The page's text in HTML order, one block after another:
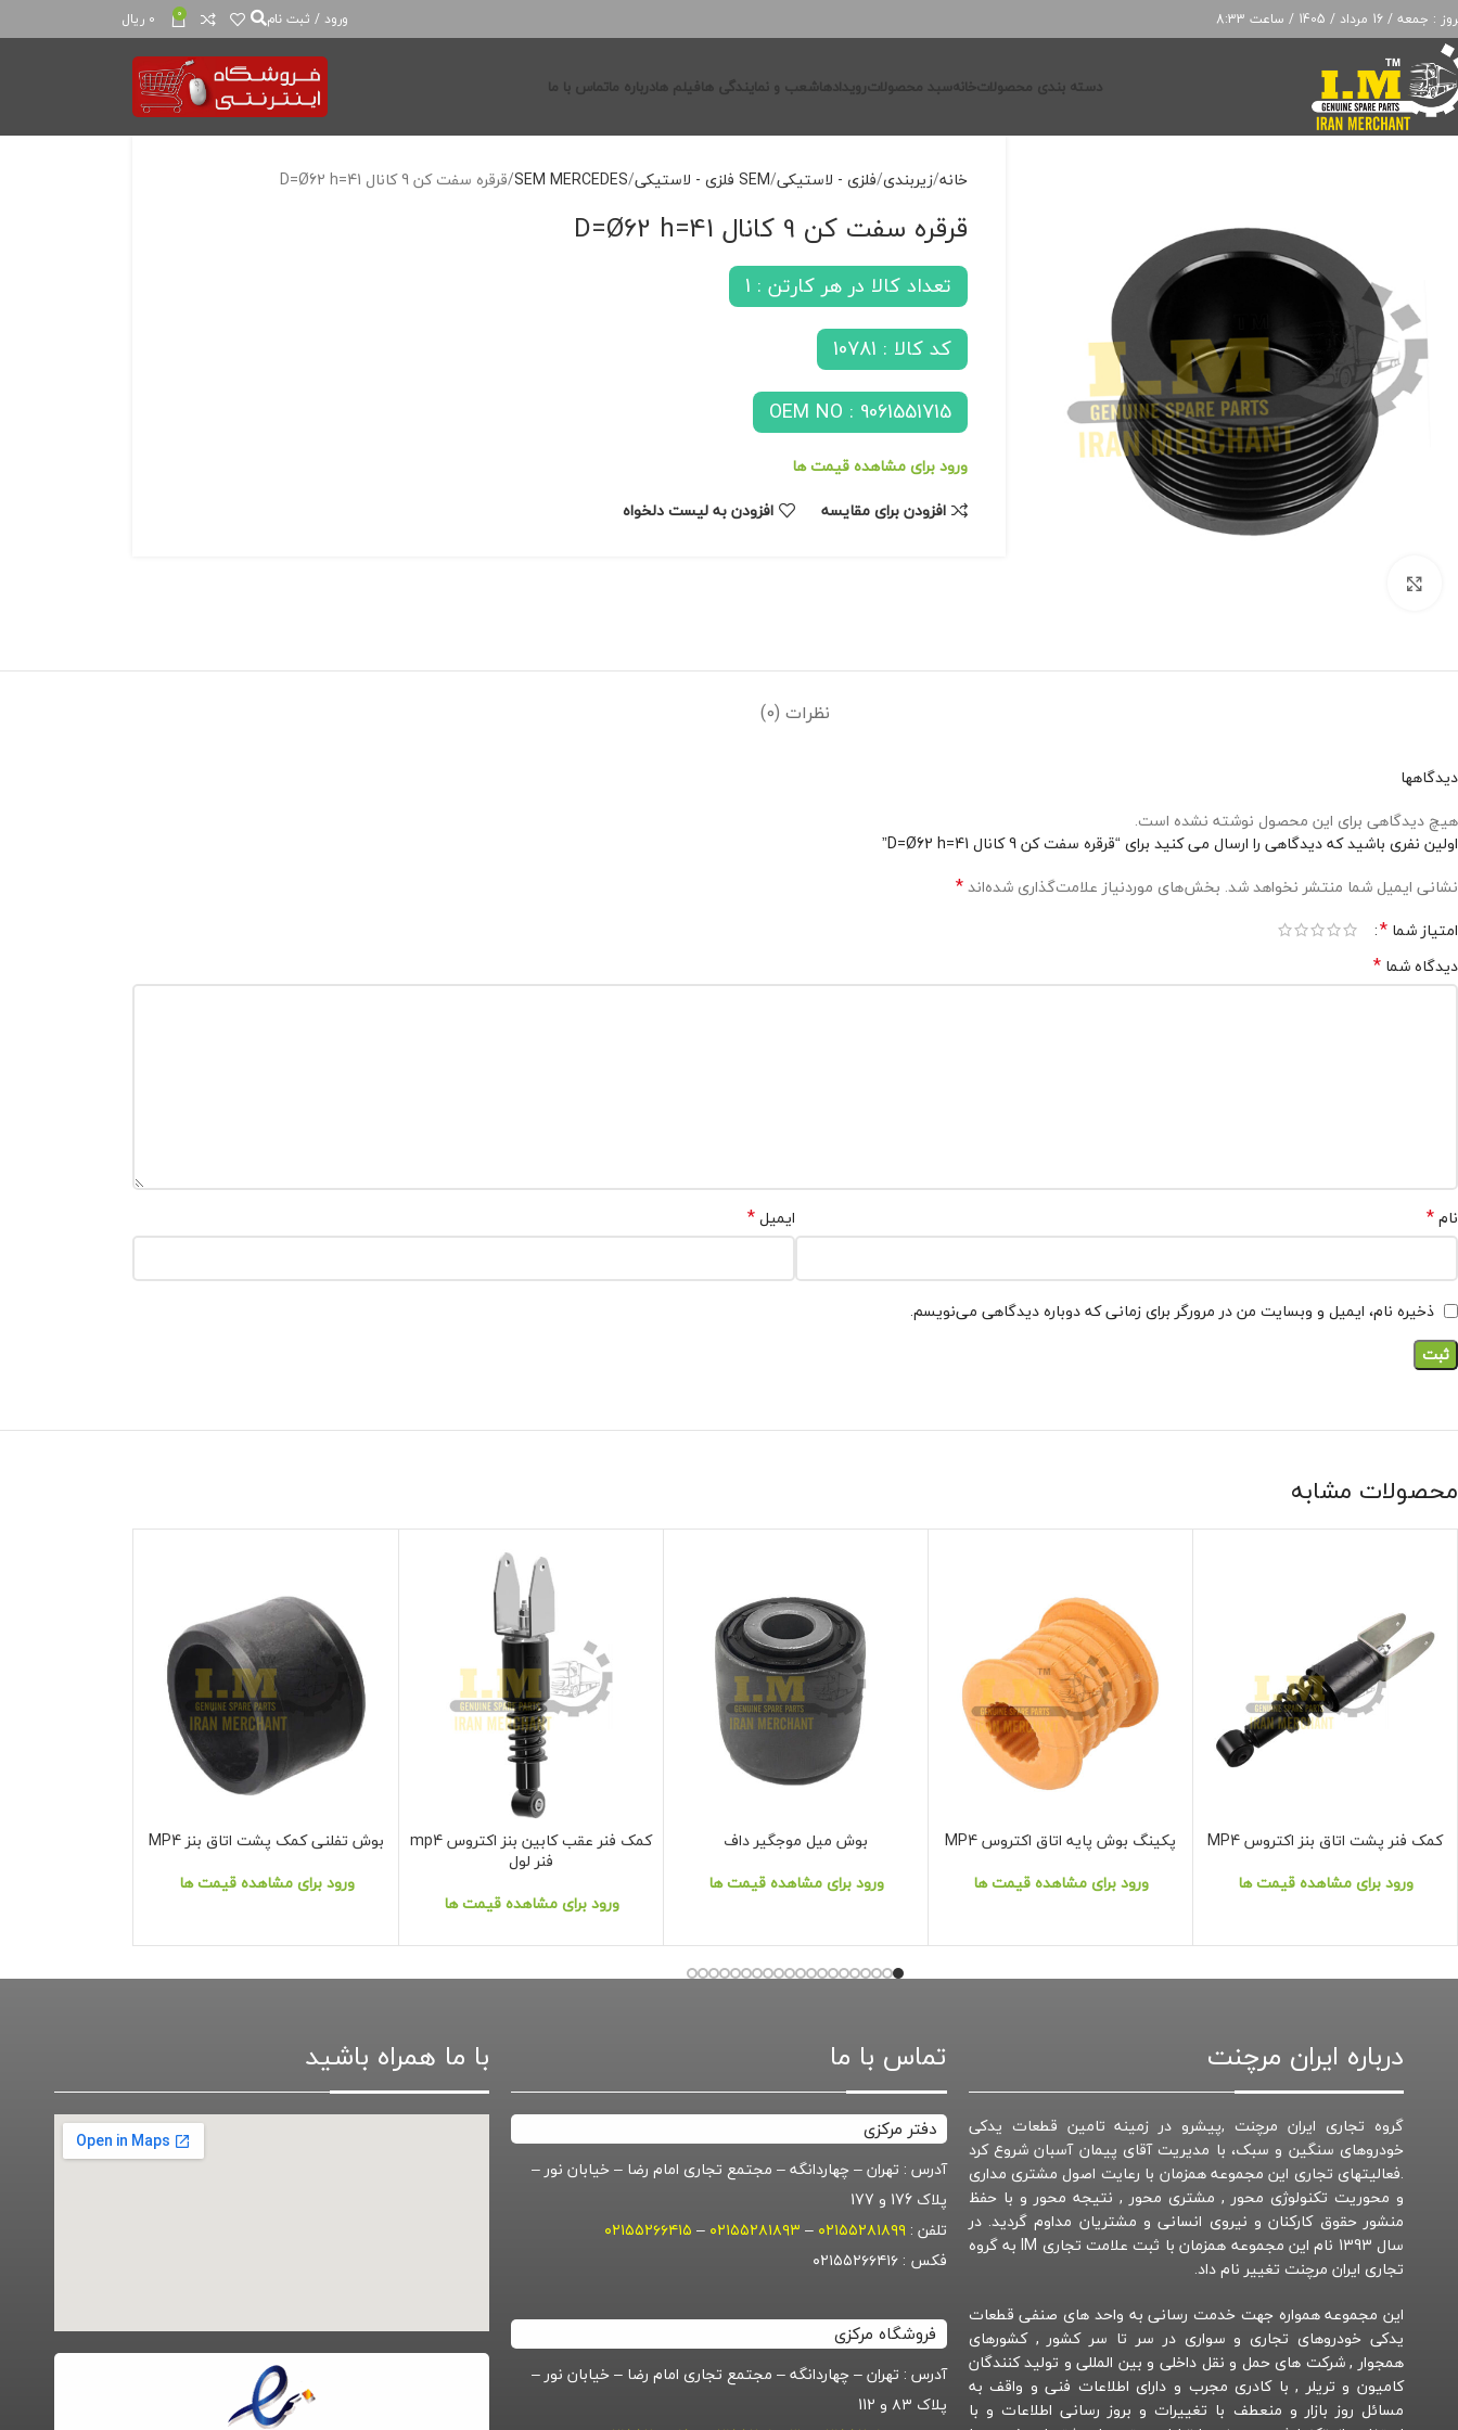
جمعه / 16 مرداد / 1405 / ساعت 8:33 ورود / ثبت نام 0
0 ریال
دسته بندی محصولاتخانهسبد محصولاترویدادهاشعب و نمایندگی هافیلم هادرباره ماتماس با ما
خانه زیربندی فلزی - لاستیکی SEM فلزی - لاستیکی SEM MERCEDES قرقره سفت کن 9 کانال D=Ø62 h=41
قرقره سفت کن 9 کانال D=Ø62 h=41
تعداد کالا در هر کارتن : 1
کد کالا : 10781
OEM NO : 9061551715
ورود برای مشاهده قیمت ها
افزودن برای مقایسه
افزودن به لیست دلخواه
نظرات (0)
دیدگاهها
هیچ دیدگاهی برای این محصول نوشته نشده است.
اولین نفری باشید که دیدگاهی را ارسال می کنید برای “قرقره سفت کن 9 کانال D=Ø62 h=41”
نشانی ایمیل شما منتشر نخواهد شد. بخش‌های موردنیاز علامت‌گذاری شده‌اند*
امتیاز شما *
دیدگاه شما *
نام* ایمیل*
ذخیره نام، ایمیل و وبسایت من در مرورگر برای زمانی که دوباره دیدگاهی می‌نویسم.
محصولات مشابه
نمایش محصول
کمک فنر پشت اتاق بنز اکتروس MP4
ورود برای مشاهده قیمت ها
نمایش محصول
پکینگ بوش پایه اتاق اکتروس MP4
ورود برای مشاهده قیمت ها
نمایش محصولبوش میل موجگیر داف
ورود برای مشاهده قیمت ها
نمایش محصول کمک فنر عقب کابین بنز اکتروس mp4
فنر لول
ورود برای مشاهده قیمت ها
نمایش محصول
بوش تفلنی کمک پشت اتاق بنز MP4
ورود برای مشاهده قیمت ها
درباره ایران مرچنت
گروه تجاری ایران مرچنت ,پیشرو در زمینه تامین قطعات یدکی
خودروهای سنگین و سبک، با مدیریت آقای پیمان آسبان شروع کرد
.فعالیتهای تجاری این مجموعه همزمان با رعایت اصول مشتری مداری
و محوریت تکنولوژی محور , مشتری محور , نتیجه محور و با حفظ
منشور حقوق کارکنان و نیروی انسانی و مشتریان مداوم گردید. در
سال 1393 نام این مجموعه همزمان با ثبت علامت تجاری IM به گروه
تجاری ایران مرچنت تغییر نام داد.
این مجموعه همواره جهت خدمت رسانی به واحد های صنفی قطعات
یدکی خودروهای تجاری و سواری در سر تا سر کشور , کشورهای
همجوار , شرکت های حمل و نقل داخلی و بین المللی و تولید کنندگان
کامیون و تریلر , با کادری مجرب و دارای اطلاعات فنی و واقف به
مسائل روز بازار و منعطف با تغییرات و بروز رسانی اطلاعات و با
تماس با ما
دفتر مرکزی
آدرس : تهران – چهاردانگه – مجتمع تجاری امام رضا – خیابان نور –
پلاک 176 و 177
تلفن : ۰۲۱۵۵۲۸۱۸۹۹ – ۰۲۱۵۵۲۸۱۸۹۳ – ۰۲۱۵۵۲۶۶۴۱۵
فکس : ۰۲۱۵۵۲۶۶۴۱۶
فروشگاه مرکزی
آدرس : تهران – چهاردانگه – مجتمع تجاری امام رضا – خیابان نور –
پلاک ۸۳ و 112
با ما همراه باشید